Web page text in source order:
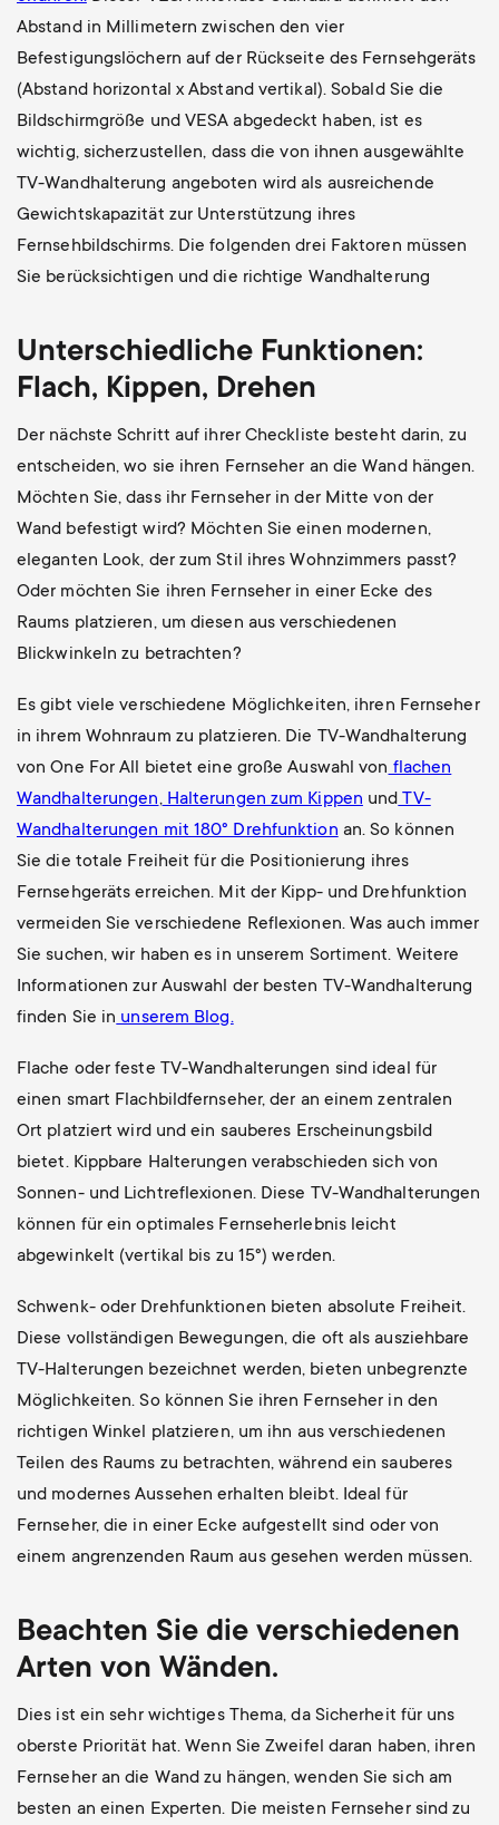
Abstand in Millimetern zwischen den vier
Befestigungslöchern auf der Rückseite des Fernsehgeräts
(Abstand horizontal x Abstand vertikal). Sobald Sie die
Bildschirmgröße und VESA abgedeckt haben, ist es
wichtig, sicherzustellen, dass die von ihnen ausgewählte
TV-Wandhalterung angeboten wird als ausreichende
Gewichtskapazität zur Unterstützung ihres
Fernsehbildschirms. Die folgenden drei Faktoren müssen
Sie berücksichtigen und die richtige Wandhalterung
Unterschiedliche Funktionen:
Flach, Kippen, Drehen
Der nächste Schritt auf ihrer Checkliste besteht darin, zu
entscheiden, wo sie ihren Fernseher an die Wand hängen.
Möchten Sie, dass ihr Fernseher in der Mitte von der
Wand befestigt wird? Möchten Sie einen modernen,
eleganten Look, der zum Stil ihres Wohnzimmers passt?
Oder möchten Sie ihren Fernseher in einer Ecke des
Raums platzieren, um diesen aus verschiedenen
Blickwinkeln zu betrachten?
Es gibt viele verschiedene Möglichkeiten, ihren Fernseher
in ihrem Wohnraum zu platzieren. Die TV-Wandhalterung
von One For All bietet eine große Auswahl von flachen
Wandhalterungen,Halterungen zum Kippen und TV-
Wandhalterungen mit 180° Drehfunktion an. So können
Sie die totale Freiheit für die Positionierung ihres
Fernsehgeräts erreichen. Mit der Kipp- und Drehfunktion
vermeiden Sie verschiedene Reflexionen. Was auch immer
Sie suchen, wir haben es in unserem Sortiment. Weitere
Informationen zur Auswahl der besten TV-Wandhalterung
finden Sie in unserem Blog.
Flache oder feste TV-Wandhalterungen sind ideal für
einen smart Flachbildfernseher, der an einem zentralen
Ort platziert wird und ein sauberes Erscheinungsbild
bietet. Kippbare Halterungen verabschieden sich von
Sonnen- und Lichtreflexionen. Diese TV-Wandhalterungen
können für ein optimales Fernseherlebnis leicht
abgewinkelt (vertikal bis zu 15°) werden.
Schwenk- oder Drehfunktionen bieten absolute Freiheit.
Diese vollständigen Bewegungen, die oft als ausziehbare
TV-Halterungen bezeichnet werden, bieten unbegrenzte
Möglichkeiten. So können Sie ihren Fernseher in den
richtigen Winkel platzieren, um ihn aus verschiedenen
Teilen des Raums zu betrachten, während ein sauberes
und modernes Aussehen erhalten bleibt. Ideal für
Fernseher, die in einer Ecke aufgestellt sind oder von
einem angrenzenden Raum aus gesehen werden müssen.
Beachten Sie die verschiedenen
Arten von Wänden.
Dies ist ein sehr wichtiges Thema, da Sicherheit für uns
oberste Priorität hat. Wenn Sie Zweifel daran haben, ihren
Fernseher an die Wand zu hängen, wenden Sie sich am
besten an einen Experten. Die meisten Fernseher sind zu